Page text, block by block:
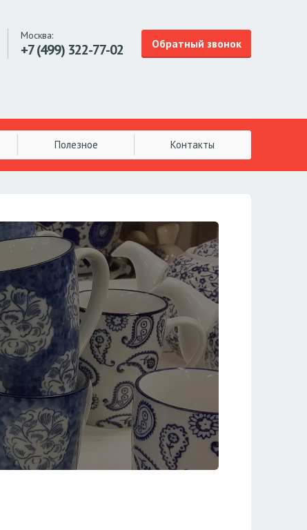
Москва:
+7 (499) 322-77-02 Обратный звонок
Полезное Контакты